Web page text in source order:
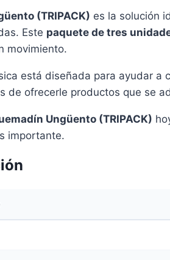
(TRIPACK) es la solución
Este paquete de tres
movimiento.
está diseñada para ayudar
de ofrecerle productos que se
Ungüento (TRIPACK)
importante.